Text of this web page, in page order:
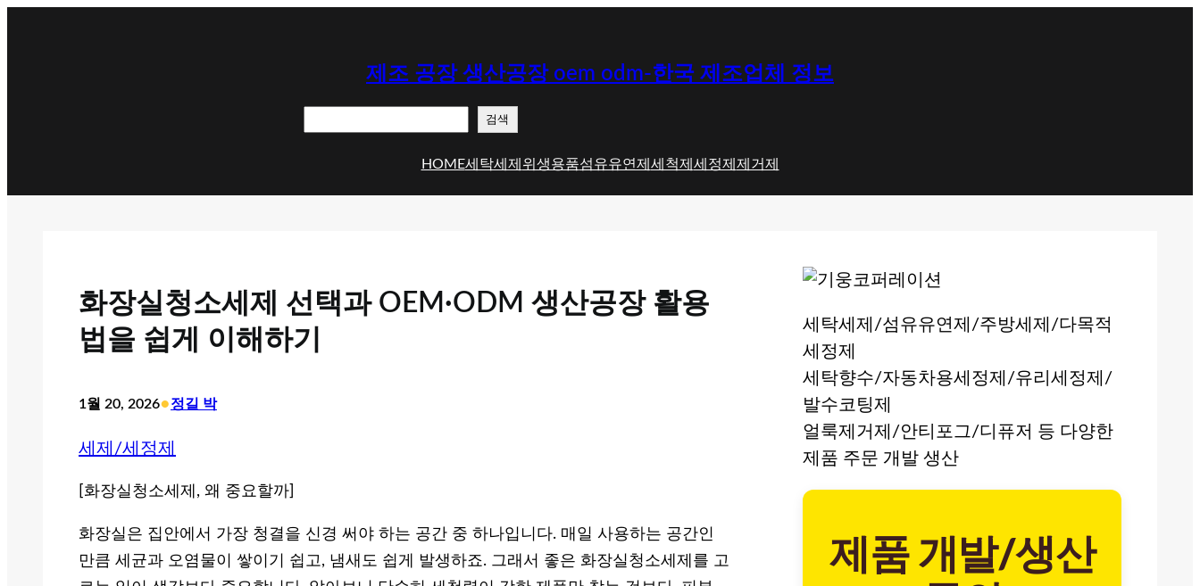
제조 공장 생산공장 oem odm-한국 제조업체 정보
검색
HOME세탁세제 위생용품섬유유연제 세척제 세정제 제거제
화장실청소세제 선택과 OEM·ODM 생산공장 활용
법을 쉽게 이해하기
1월 20, 2026•정길 박
세제/세정제
[화장실청소세제, 왜 중요할까]
화장실은 집안에서 가장 청결을 신경 써야 하는 공간 중 하나입니다. 매일 사용하는 공간인
만큼 세균과 오염물이 쌓이기 쉽고, 냄새도 쉽게 발생하죠. 그래서 좋은 화장실청소세제를 고
세탁세제/섬유유연제/주방세제/다목적
세정제
세탁향수/자동차용세정제/유리세정제/
발수코팅제
얼룩제거제/안티포그/디퓨저 등 다양한
제품 주문 개발 생산
제품 개발/생산